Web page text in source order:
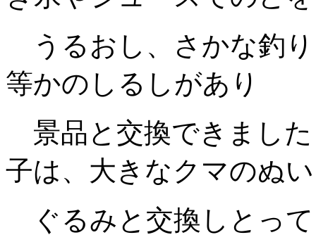
うるおし、さかな釣
等かのしるしがあり
景品と交換できまし
子は、大きなクマのぬい
ぐるみと交換しとっ